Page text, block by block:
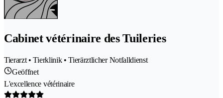
Cabinet vétérinaire des Tuileries
Tierarzt • Tierklinik • Tierärztlicher Notfalldienst
Geöffnet
L'excellence vétérinaire